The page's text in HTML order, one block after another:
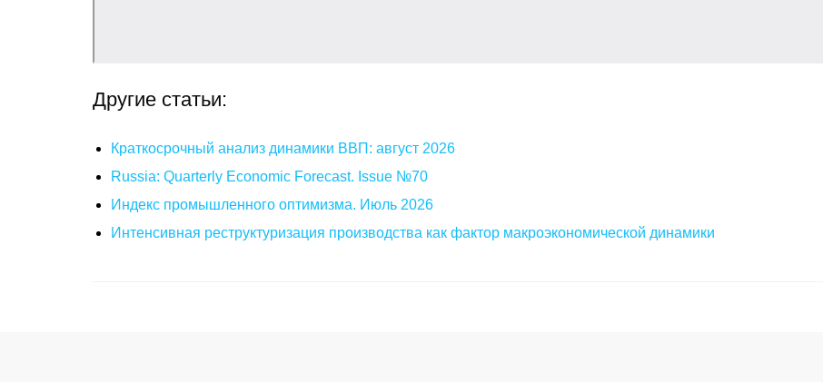
Другие статьи:
Краткосрочный анализ динамики ВВП: август 2026
Russia: Quarterly Economic Forecast. Issue №70
Индекс промышленного оптимизма. Июль 2026
Интенсивная реструктуризация производства как фактор макроэкономической динамики